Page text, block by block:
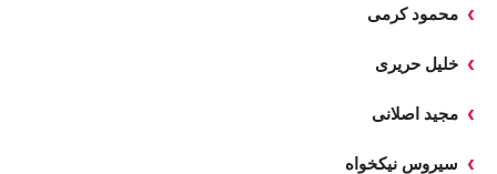
محمود کرمی
خلیل حریری
مجید اصلانی
سیروس نیکخواه